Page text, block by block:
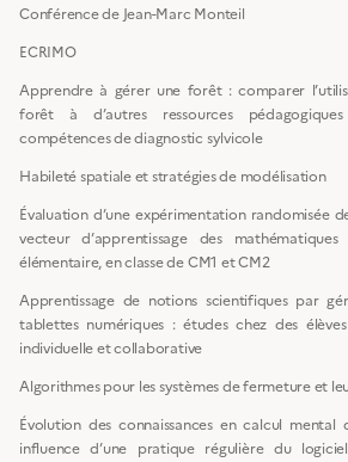
Conférence de Jean-Marc Monteil
ECRIMO
Apprendre à gérer une forêt : comparer
forêt à d’autres ressources
compétences de diagnostic sylvicole
Habileté spatiale et stratégies de modélisation
Évaluation d’une expérimentation randomisée
vecteur d’apprentissage des
élémentaire, en classe de CM1 et CM2
Apprentissage de notions scientifiques par
tablettes numériques : études chez des
individuelle et collaborative
Algorithmes pour les systèmes de fermeture et
Évolution des connaissances en calcul
influence d’une pratique régulière du